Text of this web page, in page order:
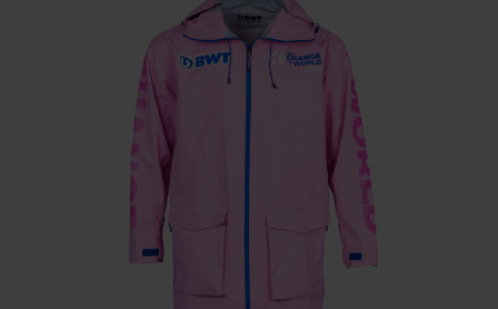
À propos de BWT